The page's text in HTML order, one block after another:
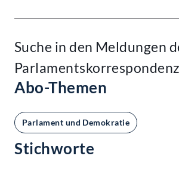
Suche in den Meldungen
Abo-Themen
Parlament und Demokratie
Stichworte